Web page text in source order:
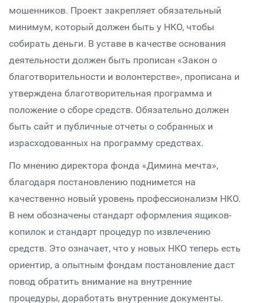
мошенников. Проект закрепляет обязательный
минимум, который должен быть у НКО, чтобы
собирать деньги. В уставе в качестве основания
деятельности должен быть прописан «Закон о
благотворительности и волонтерстве», прописана и
утверждена благотворительная программа и
положение о сборе средств. Обязательно должен
быть сайт и публичные отчеты о собранных и
израсходованных на программу средствах.
По мнению директора фонда «Димина мечта»,
благодаря постановлению поднимется на
качественно новый уровень профессионализм НКО.
В нем обозначены стандарт оформления ящиков-
копилок и стандарт процедур по извлечению
средств. Это означает, что у новых НКО теперь есть
ориентир, а опытным фондам постановление даст
повод обратить внимание на внутренние
процедуры, доработать внутренние документы.